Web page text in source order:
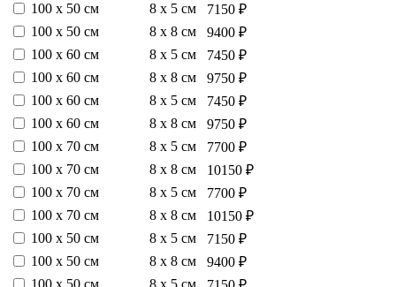
100 х 50 см
8 х 5 см
7150 ₽
100 х 50 см
8 х 8 см
9400 ₽
100 х 60 см
8 х 5 см
7450 ₽
100 х 60 см
8 х 8 см
9750 ₽
100 х 60 см
8 х 5 см
7450 ₽
100 х 60 см
8 х 8 см
9750 ₽
100 х 70 см
8 х 5 см
7700 ₽
100 х 70 см
8 х 8 см
10150 ₽
100 х 70 см
8 х 5 см
7700 ₽
100 х 70 см
8 х 8 см
10150 ₽
100 х 50 см
8 х 5 см
7150 ₽
100 х 50 см
8 х 8 см
9400 ₽
100 х 50 см
8 х 5 см